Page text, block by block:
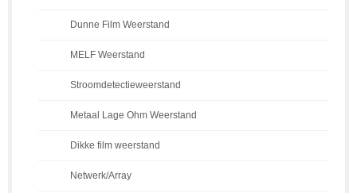
Dunne Film Weerstand
MELF Weerstand
Stroomdetectieweerstand
Metaal Lage Ohm Weerstand
Dikke film weerstand
Netwerk/Array